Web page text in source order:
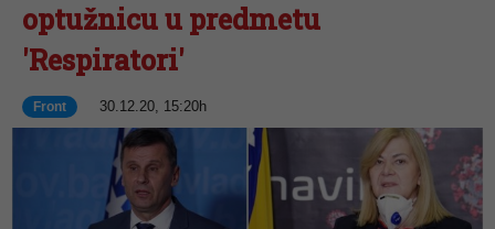
optužnicu u predmetu
'Respiratori'
Front 30.12.20, 15:20h